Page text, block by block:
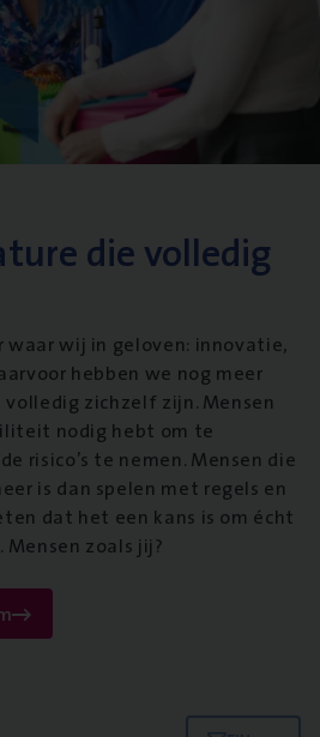
die volledig
waar wij in geloven: innovatie,
hebben we nog meer
zichzelf zijn. Mensen
nodig hebt om te
risico’s te nemen. Mensen die
is dan spelen met regels en
dat het een kans is om écht
zoals jij?